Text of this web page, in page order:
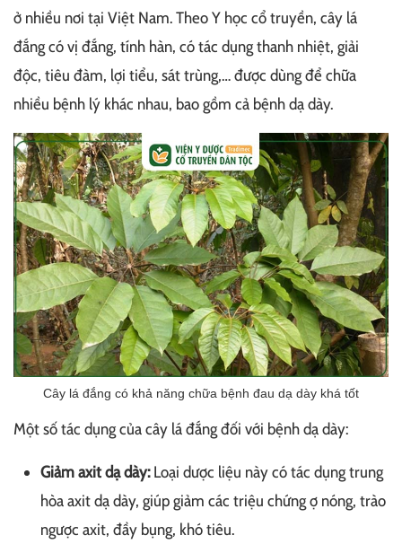
ở nhiều nơi tại Việt Nam. Theo Y học cổ truyền, cây lá
đắng có vị đắng, tính hàn, có tác dụng thanh nhiệt, giải
độc, tiêu đàm, lợi tiểu, sát trùng,… được dùng để chữa
nhiều bệnh lý khác nhau, bao gồm cả bệnh dạ dày.
Cây lá đắng có khả năng chữa bệnh đau dạ dày khá tốt
Một số tác dụng của cây lá đắng đối với bệnh dạ dày:
Giảm axit dạ dày:Loại dược liệu này có tác dụng trung
hòa axit dạ dày, giúp giảm các triệu chứng ợ nóng, trào
ngược axit, đầy bụng, khó tiêu.